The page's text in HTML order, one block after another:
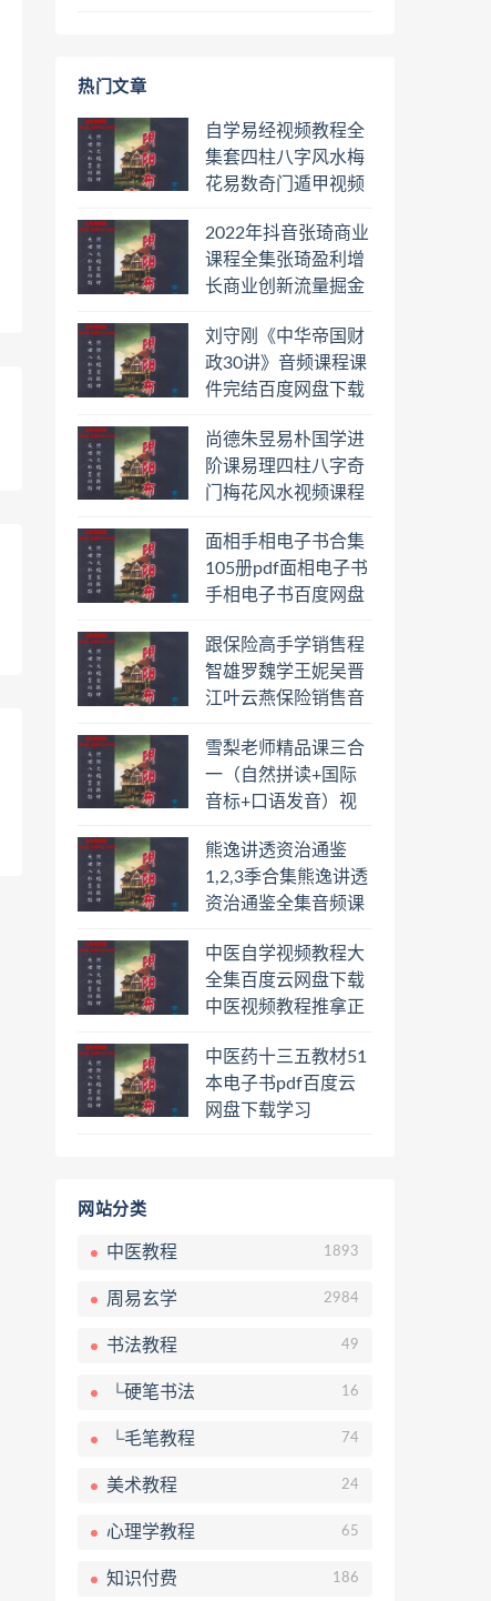
热门文章
自学易经视频教程全
集套四柱八字风水梅
花易数奇门遁甲视频
日罗盘教程百度云网
盘会员
2022年抖音张琦商业
课程全集张琦盈利增
长商业创新流量掘金
盘下载学习
刘守刚《中华帝国财
政30讲》音频课程课
件完结百度网盘下载
尚德朱昱易朴国学进
阶课易理四柱八字奇
门梅花风水视频课程
学习
面相手相电子书合集
105册pdf面相电子书
手相电子书百度网盘
跟保险高手学销售程
智雄罗魏学王妮吴晋
江叶云燕保险销售音
盘下载学习
雪梨老师精品课三合
一（自然拼读+国际
音标+口语发音）视
载学习
熊逸讲透资治通鉴
1,2,3季合集熊逸讲透
资治通鉴全集音频课
一二三辑合集百度云
网盘下载学习
中医自学视频教程大
全集百度云网盘下载
中医视频教程推拿正
经络脉诊面诊舌诊手
诊私密终身会员百度
网盘共享群
中医药十三五教材51
本电子书pdf百度云
网盘下载学习
网站分类
中医教程 1893
周易玄学 2984
书法教程 49
└硬笔书法 16
└毛笔教程 74
美术教程 24
心理学教程 65
知识付费 186